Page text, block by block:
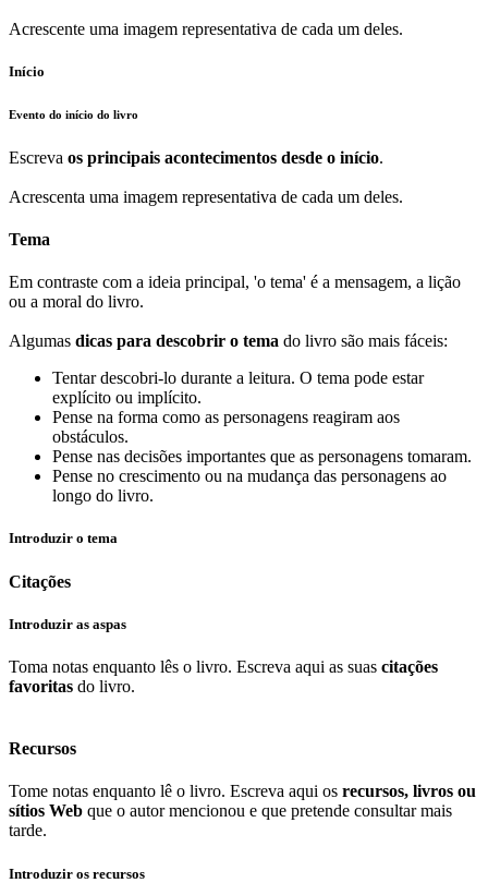
Acrescente uma imagem representativa de cada um deles.
Início
Evento do início do livro
Escreva os principais acontecimentos desde o início.
Acrescenta uma imagem representativa de cada um deles.
Tema
Em contraste com a ideia principal, 'o tema' é a mensagem, a lição
ou a moral do livro.
Algumas dicas para descobrir o tema do livro são mais fáceis:
Tentar descobri-lo durante a leitura. O tema pode estar
explícito ou implícito.
Pense na forma como as personagens reagiram aos
obstáculos.
Pense nas decisões importantes que as personagens tomaram.
Pense no crescimento ou na mudança das personagens ao
longo do livro.
Introduzir o tema
Citações
Introduzir as aspas
Toma notas enquanto lês o livro. Escreva aqui as suas citações
favoritas do livro.
Recursos
Tome notas enquanto lê o livro. Escreva aqui os recursos, livros ou
sítios Web que o autor mencionou e que pretende consultar mais
tarde.
Introduzir os recursos